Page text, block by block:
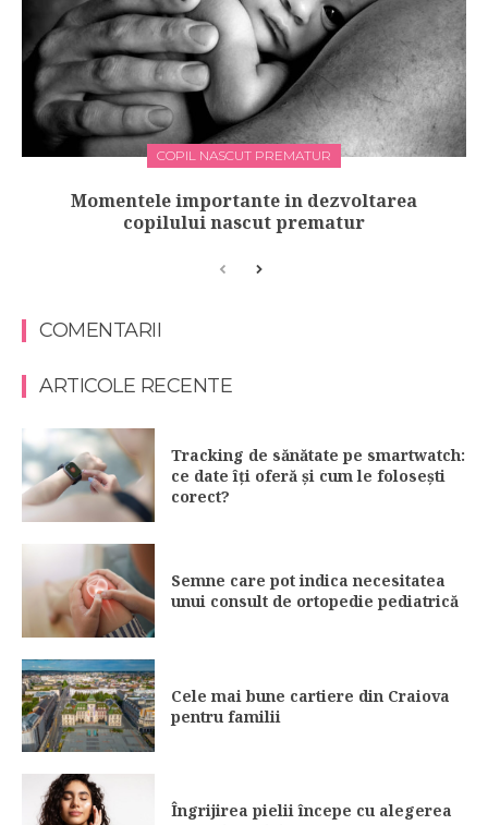
COPIL NASCUT PREMATUR
Momentele importante in dezvoltarea
copilului nascut prematur
COMENTARII
ARTICOLE RECENTE
Tracking de sănătate pe smartwatch:
ce date îți oferă și cum le folosești
corect?
Semne care pot indica necesitatea
unui consult de ortopedie pediatrică
Cele mai bune cartiere din Craiova
pentru familii
Îngrijirea pielii începe cu alegerea